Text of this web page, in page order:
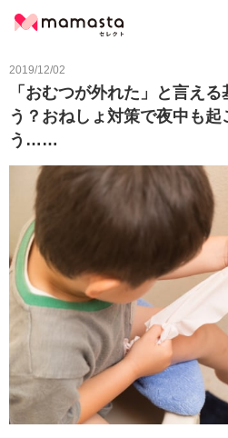
2019/12/02
「おむつが外れた」と言え
う？おねしょ対策で夜中も
う……